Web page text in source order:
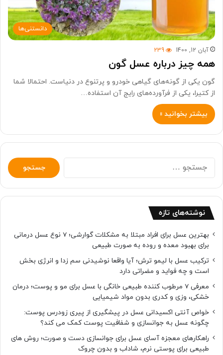
دانستنی‌ها
آبان 12, 1400 239
همه چیز درباره عسل گون
گون یکی از گونه‌های گیاهی خودرو و پرتنوع در دنیاست. احتمالا شما
از کتیرا، یکی از فرآورده‌های رایج آن استفاده…
بیشتر بخوانید »
جستجو
برای:
نوشته‌های تازه
بهترین عسل برای افراد مبتلا به مشکلات گوارشی؛ 7 نوع عسل درمانی
برای بهبود معده و روده به صورت طبیعی
ترکیب عسل با لیمو ترش؛ آیا واقعا نوشیدنی سم زدا و انرژی بخش
است و چه فواید و مضراتی دارد
معرفی 7 مرطوب کننده طبیعی خانگی با عسل برای مو و پوست؛ درمان
خشکی، وزی و کدری بدون مواد شیمیایی
خواص آنتی اکسیدانی عسل در پیشگیری از پیری زودرس پوست:
چگونه عسل به جوانسازی و شفافیت پوست کمک می کند؟
راهکارهای معجزه آسای عسل برای جوانسازی دست و صورت؛ روش های
طبیعی برای پوستی نرم، شاداب و بدون چروک